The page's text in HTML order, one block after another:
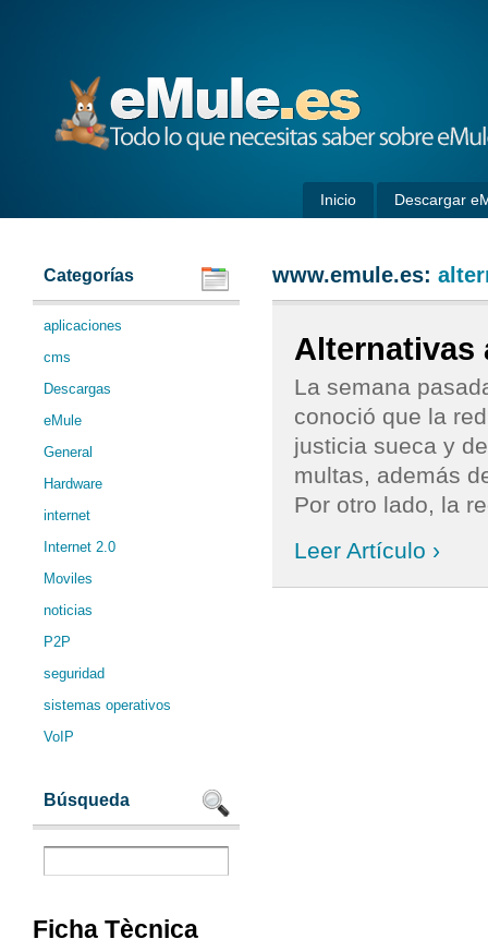
Inicio Descargar
Categorías
aplicaciones
cms
Descargas
eMule
General
Hardware
internet
Internet 2.0
Moviles
noticias
P2P
seguridad
sistemas operativos
VoIP
Búsqueda
Ficha Tècnica
www.emule.es:
Alternativas
La semana
conoció que la
justicia sueca y
multas, además
Por otro lado, la
Leer Artículo ›